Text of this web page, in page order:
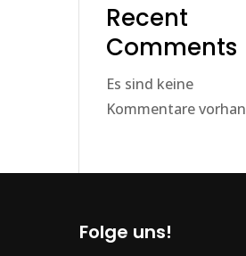
Recent
Comments
Es sind keine
Kommentare
Folge uns!